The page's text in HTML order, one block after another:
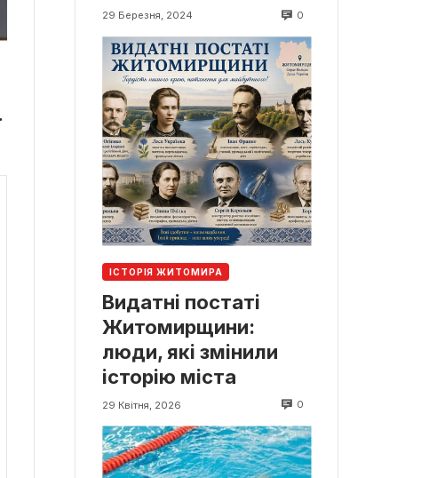
29 Березня, 2024 0
ІСТОРІЯ ЖИТОМИРА
Видатні постаті
Житомирщини:
люди, які змінили
історію міста
29 Квітня, 2026 0